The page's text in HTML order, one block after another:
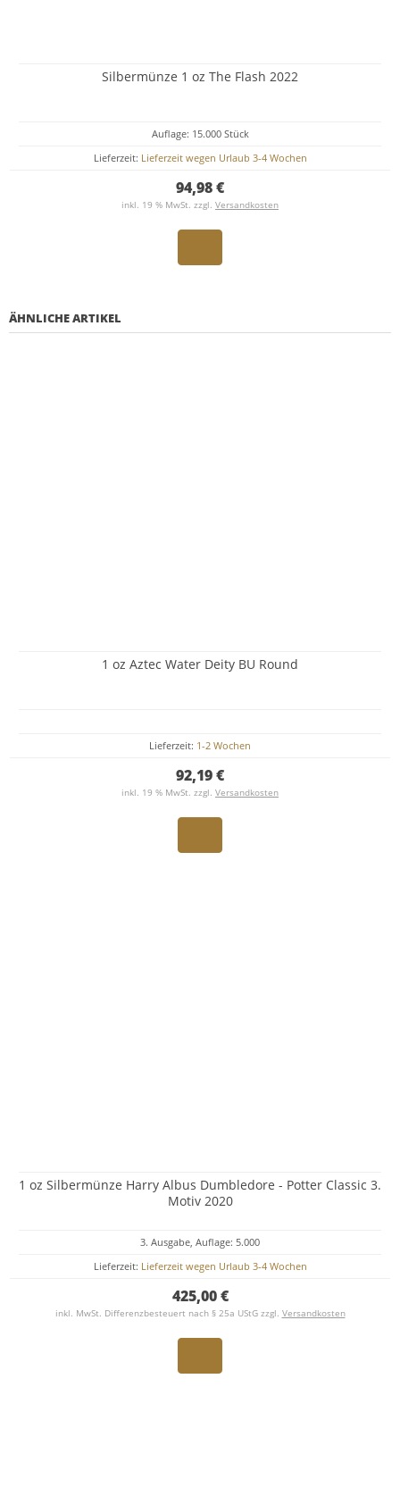
Silbermünze 1 oz The Flash 2022
Auflage: 15.000 Stück
Lieferzeit: Lieferzeit wegen Urlaub 3-4 Wochen
94,98 €
inkl. 19 % MwSt. zzgl. Versandkosten
ÄHNLICHE ARTIKEL
1 oz Aztec Water Deity BU Round
Lieferzeit: 1-2 Wochen
92,19 €
inkl. 19 % MwSt. zzgl. Versandkosten
1 oz Silbermünze Harry Albus Dumbledore - Potter Classic 3.
Motiv 2020
3. Ausgabe, Auflage: 5.000
Lieferzeit: Lieferzeit wegen Urlaub 3-4 Wochen
425,00 €
inkl. MwSt. Differenzbesteuert nach § 25a UStG zzgl. Versandkosten